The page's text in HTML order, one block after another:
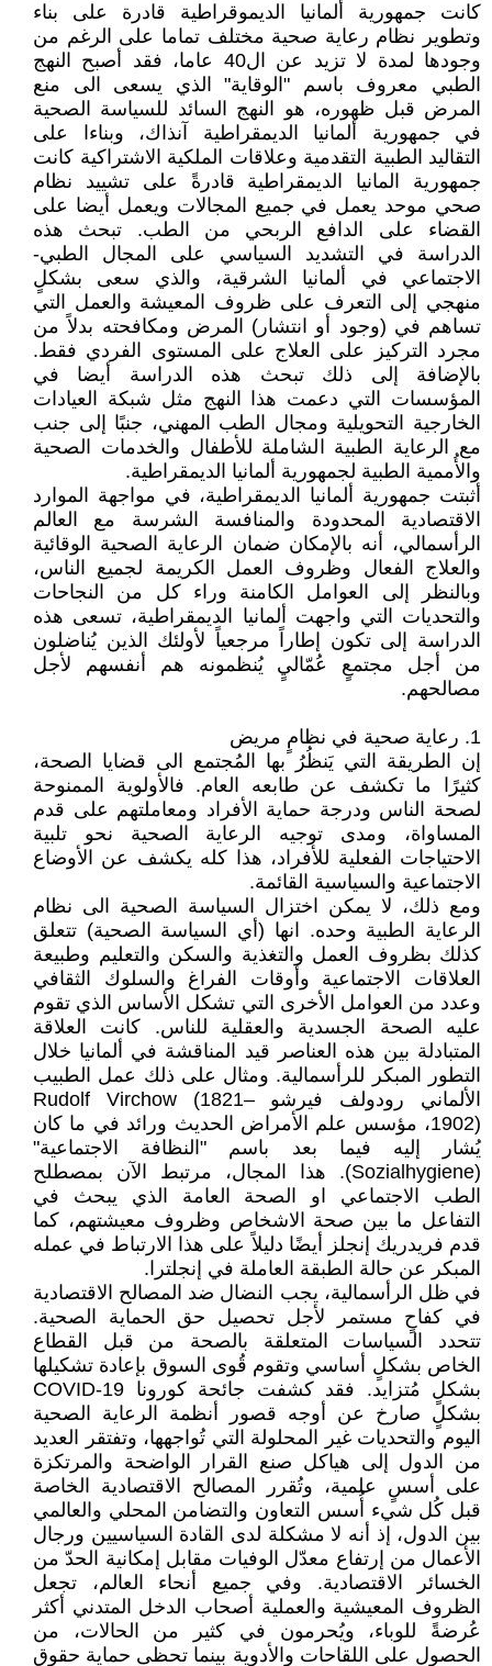
كانت جمهورية ألمانيا الديموقراطية قادرة على بناء
وتطوير نظام رعاية صحية مختلف تماما على الرغم من
وجودها لمدة لا تزيد عن ال40 عاما، فقد أصبح النهج
الطبي معروف باسم "الوقاية" الذي يسعى الى منع
المرض قبل ظهوره، هو النهج السائد للسياسة الصحية
في جمهورية ألمانيا الديمقراطية آنذاك، وبناءا على
التقاليد الطبية التقدمية وعلاقات الملكية الاشتراكية كانت
جمهورية المانيا الديمقراطية قادرةً على تشييد نظام
صحي موحد يعمل في جميع المجالات ويعمل أيضا على
القضاء على الدافع الربحي من الطب. تبحث هذه
الدراسة في التشديد السياسي على المجال الطبي-
الاجتماعي في ألمانيا الشرقية، والذي سعى بشكلٍ
منهجي إلى التعرف على ظروف المعيشة والعمل التي
تساهم في (وجود أو انتشار) المرض ومكافحته بدلاً من
مجرد التركيز على العلاج على المستوى الفردي فقط.
بالإضافة إلى ذلك تبحث هذه الدراسة أيضا في
المؤسسات التي دعمت هذا النهج مثل شبكة العيادات
الخارجية التحويلية ومجال الطب المهني، جنبًا إلى جنب
مع الرعاية الطبية الشاملة للأطفال والخدمات الصحية
والأُممية الطبية لجمهورية ألمانيا الديمقراطية.
أثبتت جمهورية ألمانيا الديمقراطية، في مواجهة الموارد
الاقتصادية المحدودة والمنافسة الشرسة مع العالم
الرأسمالي، أنه بالإمكان ضمان الرعاية الصحية الوقائية
والعلاج الفعال وظروف العمل الكريمة لجميع الناس،
وبالنظر إلى العوامل الكامنة وراء كل من النجاحات
والتحديات التي واجهت ألمانيا الديمقراطية، تسعى هذه
الدراسة إلى تكون إطاراً مرجعياً لأولئك الذين يُناضلون
من أجل مجتمعٍ عُمّاليٍ يُنظمونه هم أنفسهم لأجل
مصالحهم.
1. رعاية صحية في نظامٍ مريض
إن الطريقة التي يَنظُرُ بها المُجتمع الى قضايا الصحة،
كثيرًا ما تكشف عن طابعه العام. فالأولوية الممنوحة
لصحة الناس ودرجة حماية الأفراد ومعاملتهم على قدم
المساواة، ومدى توجيه الرعاية الصحية نحو تلبية
الاحتياجات الفعلية للأفراد، هذا كله يكشف عن الأوضاع
الاجتماعية والسياسية القائمة.
ومع ذلك، لا يمكن اختزال السياسة الصحية الى نظام
الرعاية الطبية وحده. انها (أي السياسة الصحية) تتعلق
كذلك بظروف العمل والتغذية والسكن والتعليم وطبيعة
العلاقات الاجتماعية وأوقات الفراغ والسلوك الثقافي
وعدد من العوامل الأخرى التي تشكل الأساس الذي تقوم
عليه الصحة الجسدية والعقلية للناس. كانت العلاقة
المتبادلة بين هذه العناصر قيد المناقشة في ألمانيا خلال
التطور المبكر للرأسمالية. ومثال على ذلك عمل الطبيب
الألماني رودولف فيرشو Rudolf Virchow (1821–
1902)، مؤسس علم الأمراض الحديث ورائد في ما كان
يُشار إليه فيما بعد باسم "النظافة الاجتماعية"
(Sozialhygiene). هذا المجال، مرتبط الآن بمصطلح
الطب الاجتماعي او الصحة العامة الذي يبحث في
التفاعل ما بين صحة الاشخاص وظروف معيشتهم، كما
قدم فريدريك إنجلز أيضًا دليلاً على هذا الارتباط في عمله
المبكر عن حالة الطبقة العاملة في إنجلترا.
في ظل الرأسمالية، يجب النضال ضد المصالح الاقتصادية
في كفاحٍ مستمر لأجل تحصيل حق الحماية الصحية.
تتحدد السياسات المتعلقة بالصحة من قبل القطاع
الخاص بشكلٍ أساسي وتقوم قُوى السوق بإعادة تشكيلها
بشكلٍ مُتزايد. فقد كشفت جائحة كورونا COVID-19
بشكلٍ صارخ عن أوجه قصور أنظمة الرعاية الصحية
اليوم والتحديات غير المحلولة التي تُواجهها، وتفتقر العديد
من الدول إلى هياكل صنع القرار الواضحة والمرتكزة
على أسسٍ علمية، وتُقرر المصالح الاقتصادية الخاصة
قبل كُل شيء أُسس التعاون والتضامن المحلي والعالمي
بين الدول، إذ أنه لا مشكلة لدى القادة السياسيين ورجال
الأعمال من إرتفاع معدّل الوفيات مقابل إمكانية الحدّ من
الخسائر الاقتصادية. وفي جميع أنحاء العالم، تجعل
الظروف المعيشية والعملية أصحاب الدخل المتدني أكثر
عُرضةً للوباء، ويُحرمون في كثير من الحالات، من
الحصول على اللقاحات والأدوية بينما تحظى حماية حقوق